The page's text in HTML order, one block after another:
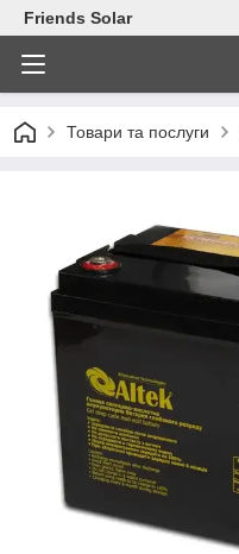
Friends Solar
Товари та послуги